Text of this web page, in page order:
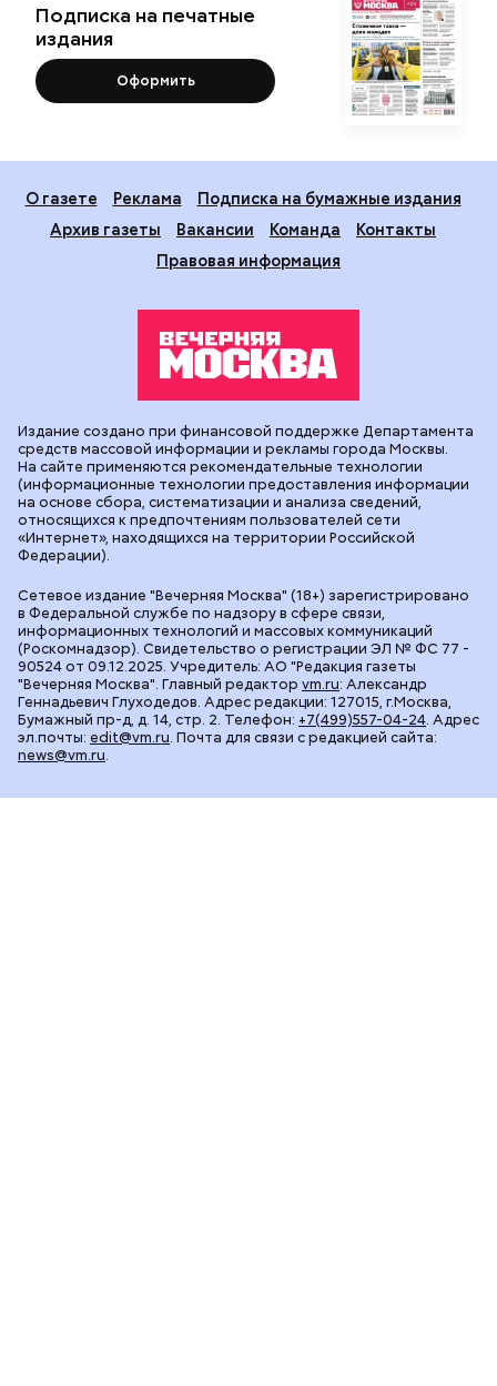
Подписка на печатные
издания
Оформить
О газете Реклама
Подписка на бумажные издания
Архив газеты
Вакансии Команда
Контакты
Правовая информация
Сетевое издание "Вечерняя Москва" (18+) зарегистрировано
в Федеральной службе по надзору в сфере связи,
информационных технологий и массовых коммуникаций
(Роскомнадзор). Свидетельство о регистрации ЭЛ № ФС 77 -
90524 от 09.12.2025. Учредитель: АО "Редакция газеты
"Вечерняя Москва". Главный редактор vm.ru: Александр
Геннадьевич Глуходедов. Адрес редакции: 127015, г.Москва,
Бумажный пр-д, д. 14, стр. 2. Телефон: +7(499)557-04-24. Адрес
эл.почты: edit@vm.ru. Почта для связи с редакцией сайта:
news@vm.ru.
Издание создано при финансовой поддержке Департамента
средств массовой информации и рекламы города Москвы.
На сайте применяются рекомендательные технологии
(информационные технологии предоставления информации
на основе сбора, систематизации и анализа сведений,
относящихся к предпочтениям пользователей сети
«Интернет», находящихся на территории Российской
Федерации).